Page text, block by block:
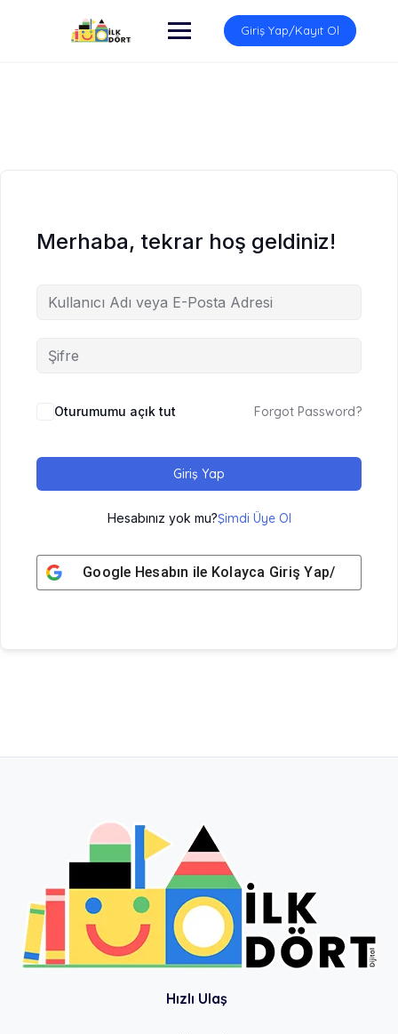
Giriş Yap/Kayıt Ol
Merhaba, tekrar hoş geldiniz!
Oturumumu açık tut Forgot Password?
Giriş Yap
Hesabınız yok mu?Şimdi Üye Ol
Google Hesabın ile Kolayca Giriş Yap/ Üye Ol
Hızlı Ulaş